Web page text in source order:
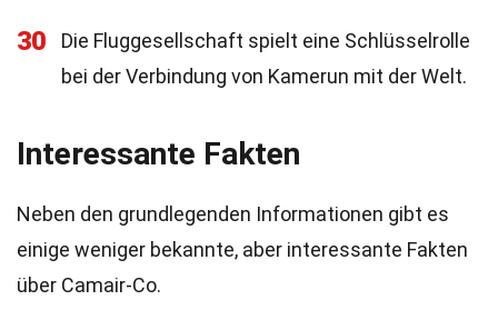
30
Die Fluggesellschaft spielt eine Schlüsselrolle
bei der Verbindung von Kamerun mit der Welt.
Interessante Fakten
Neben den grundlegenden Informationen gibt es
einige weniger bekannte, aber interessante Fakten
über Camair-Co.